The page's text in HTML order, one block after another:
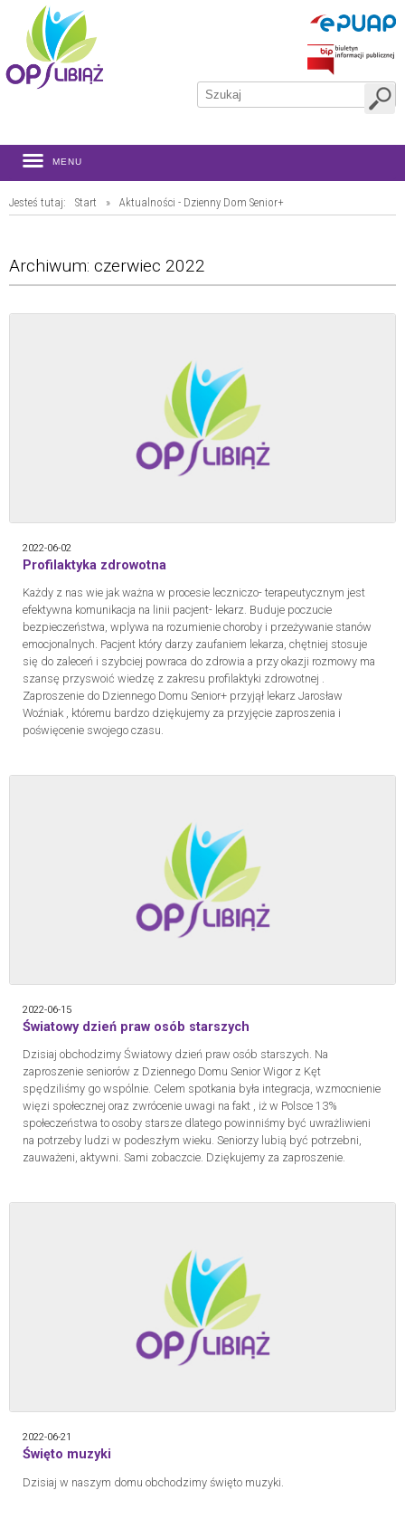
MENU
Jesteś tutaj: Start » Aktualności - Dzienny Dom Senior+
Archiwum: czerwiec 2022
2022-06-02
Profilaktyka zdrowotna
Każdy z nas wie jak ważna w procesie leczniczo- terapeutycznym jest
efektywna komunikacja na linii pacjent- lekarz. Buduje poczucie
bezpieczeństwa, wplywa na rozumienie choroby i przeżywanie stanów
emocjonalnych. Pacjent który darzy zaufaniem lekarza, chętniej stosuje
się do zaleceń i szybciej powraca do zdrowia a przy okazji rozmowy ma
szansę przyswoić wiedzę z zakresu profilaktyki zdrowotnej .
Zaproszenie do Dziennego Domu Senior+ przyjął lekarz Jarosław
Woźniak , któremu bardzo dziękujemy za przyjęcie zaproszenia i
poświęcenie swojego czasu.
2022-06-15
Światowy dzień praw osób starszych
Dzisiaj obchodzimy Światowy dzień praw osób starszych. Na
zaproszenie seniorów z Dziennego Domu Senior Wigor z Kęt
spędziliśmy go wspólnie. Celem spotkania była integracja, wzmocnienie
więzi społecznej oraz zwrócenie uwagi na fakt , iż w Polsce 13%
społeczeństwa to osoby starsze dlatego powinniśmy być uwrażliwieni
na potrzeby ludzi w podeszłym wieku. Seniorzy lubią być potrzebni,
zauważeni, aktywni. Sami zobaczcie. Dziękujemy za zaproszenie.
2022-06-21
Święto muzyki
Dzisiaj w naszym domu obchodzimy święto muzyki.